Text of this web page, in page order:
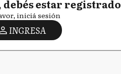
debés estar registrado
iniciá sesión
INGRESA